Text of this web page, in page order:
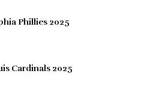
Phillies 2025
Cardinals 2025